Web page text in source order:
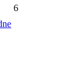
6